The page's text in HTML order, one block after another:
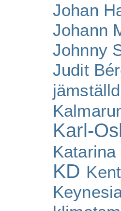
Johan
Johann
Johnny
Judit
Karl-
KD